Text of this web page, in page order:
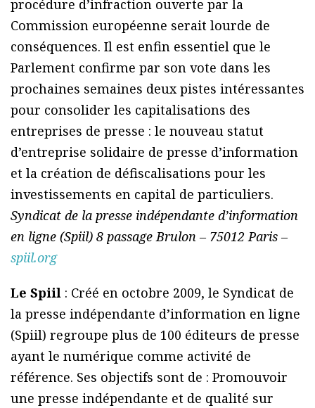
procédure d’infraction ouverte par la
Commission européenne serait lourde de
conséquences. Il est enfin essentiel que le
Parlement confirme par son vote dans les
prochaines semaines deux pistes intéressantes
pour consolider les capitalisations des
entreprises de presse : le nouveau statut
d’entreprise solidaire de presse d’information
et la création de défiscalisations pour les
investissements en capital de particuliers.
Syndicat de la presse indépendante d’information
en ligne (Spiil) 8 passage Brulon – 75012 Paris –
spiil.org
Le Spiil : Créé en octobre 2009, le Syndicat de
la presse indépendante d’information en ligne
(Spiil) regroupe plus de 100 éditeurs de presse
ayant le numérique comme activité de
référence. Ses objectifs sont de : Promouvoir
une presse indépendante et de qualité sur